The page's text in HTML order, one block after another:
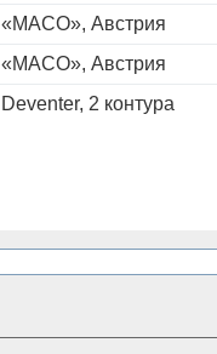
«MACO», Австрия
«MACO», Австрия
Deventer, 2 контура